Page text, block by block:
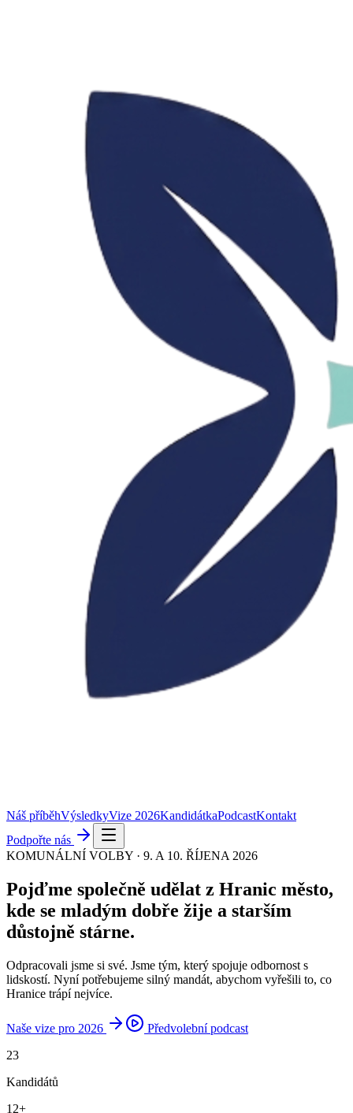
Náš příběhVýsledkyVize 2026KandidátkaPodcastKontakt
Podpořte nás
KOMUNÁLNÍ VOLBY · 9. A 10. ŘÍJENA 2026
Pojďme společně udělat z Hranic město,
kde se mladým dobře žije a starším
důstojně stárne.
Odpracovali jsme si své. Jsme tým, který spojuje odbornost s
lidskostí. Nyní potřebujeme silný mandát, abychom vyřešili to, co
Hranice trápí nejvíce.
Naše vize pro 2026
Předvolební podcast
23
Kandidátů
12+